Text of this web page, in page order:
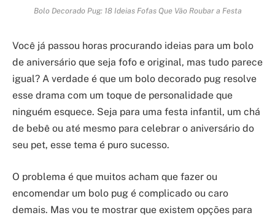
Bolo Decorado Pug: 18 Ideias Fofas Que Vão Roubar a Festa
Você já passou horas procurando ideias para um bolo
de aniversário que seja fofo e original, mas tudo parece
igual? A verdade é que um bolo decorado pug resolve
esse drama com um toque de personalidade que
ninguém esquece. Seja para uma festa infantil, um chá
de bebê ou até mesmo para celebrar o aniversário do
seu pet, esse tema é puro sucesso.
O problema é que muitos acham que fazer ou
encomendar um bolo pug é complicado ou caro
demais. Mas vou te mostrar que existem opções para